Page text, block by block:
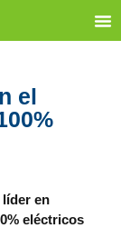
el
líder en
eléctricos